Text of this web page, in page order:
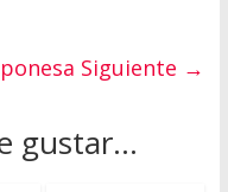
Siguiente →
gustar...